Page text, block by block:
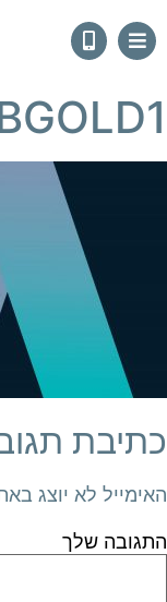
כתיבת
האימייל לא יוצג
התגובה שלך